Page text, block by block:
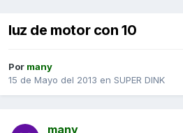
luz de motor con 10
Por many
15 de Mayo del 2013 en SUPER DINK
many